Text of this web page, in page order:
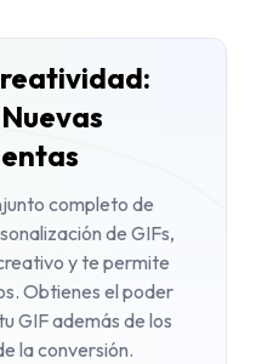
completo de
de GIFs,
y te permite
Obtienes el poder
GIF además de los
la conversión.